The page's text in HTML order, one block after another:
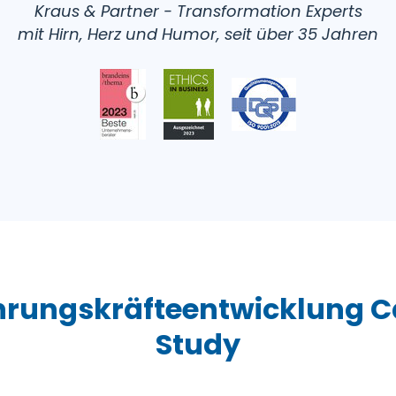
Kraus & Partner - Transformation Experts
mit Hirn, Herz und Humor, seit über 35 Jahren
Study